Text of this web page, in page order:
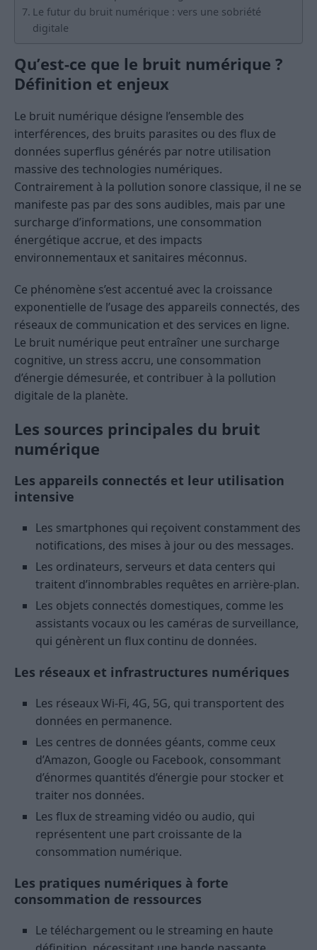
Le futur du bruit numérique : vers une sobriété
digitale
Qu’est-ce que le bruit numérique ?
Définition et enjeux
Le bruit numérique désigne l’ensemble des
interférences, des bruits parasites ou des flux de
données superflus générés par notre utilisation
massive des technologies numériques.
Contrairement à la pollution sonore classique, il ne se
manifeste pas par des sons audibles, mais par une
surcharge d’informations, une consommation
énergétique accrue, et des impacts
environnementaux et sanitaires méconnus.
Ce phénomène s’est accentué avec la croissance
exponentielle de l’usage des appareils connectés, des
réseaux de communication et des services en ligne.
Le bruit numérique peut entraîner une surcharge
cognitive, un stress accru, une consommation
d’énergie démesurée, et contribuer à la pollution
digitale de la planète.
Les sources principales du bruit
numérique
Les appareils connectés et leur utilisation
intensive
Les smartphones qui reçoivent constamment des
notifications, des mises à jour ou des messages.
Les ordinateurs, serveurs et data centers qui
traitent d’innombrables requêtes en arrière-plan.
Les objets connectés domestiques, comme les
assistants vocaux ou les caméras de surveillance,
qui génèrent un flux continu de données.
Les réseaux et infrastructures numériques
Les réseaux Wi-Fi, 4G, 5G, qui transportent des
données en permanence.
Les centres de données géants, comme ceux
d’Amazon, Google ou Facebook, consommant
d’énormes quantités d’énergie pour stocker et
traiter nos données.
Les flux de streaming vidéo ou audio, qui
représentent une part croissante de la
consommation numérique.
Les pratiques numériques à forte
consommation de ressources
Le téléchargement ou le streaming en haute